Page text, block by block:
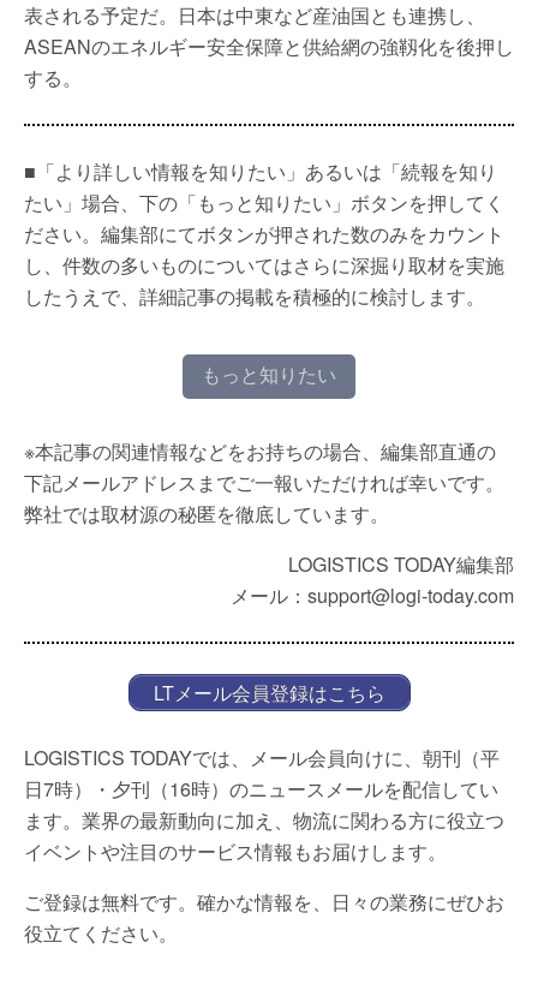
表される予定だ。日本は中東など産油国とも連携し、
ASEANのエネルギー安全保障と供給網の強靱化を後押し
する。
■「より詳しい情報を知りたい」あるいは「続報を知り
たい」場合、下の「もっと知りたい」ボタンを押してく
ださい。編集部にてボタンが押された数のみをカウント
し、件数の多いものについてはさらに深掘り取材を実施
したうえで、詳細記事の掲載を積極的に検討します。
もっと知りたい
※本記事の関連情報などをお持ちの場合、編集部直通の
下記メールアドレスまでご一報いただければ幸いです。
弊社では取材源の秘匿を徹底しています。
LOGISTICS TODAY編集部
メール：support@logi-today.com
LTメール会員登録はこちら
LOGISTICS TODAYでは、メール会員向けに、朝刊（平
日7時）・夕刊（16時）のニュースメールを配信してい
ます。業界の最新動向に加え、物流に関わる方に役立つ
イベントや注目のサービス情報もお届けします。
ご登録は無料です。確かな情報を、日々の業務にぜひお
役立てください。